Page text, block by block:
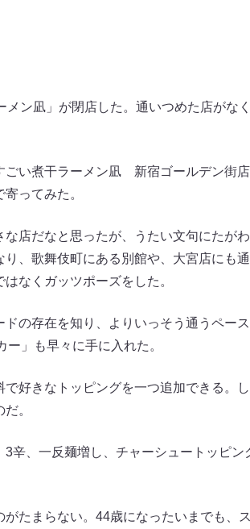
ン凪」が閉店した。通いつめた店がな
ごい煮干ラーメン凪 新宿ゴールデン街
ってみた。
店だなと思ったが、うたい文句にたが
、歌舞伎町にある別館や、大宮店にも
なくガッツポーズをした。
の存在を知り、よりいっそう通うペー
」も早々に手に入れた。
好きなトッピングを一つ追加できる。
。
3辛、一反麺増し、チャーシュートッピ
たまらない。44歳になったいまでも、